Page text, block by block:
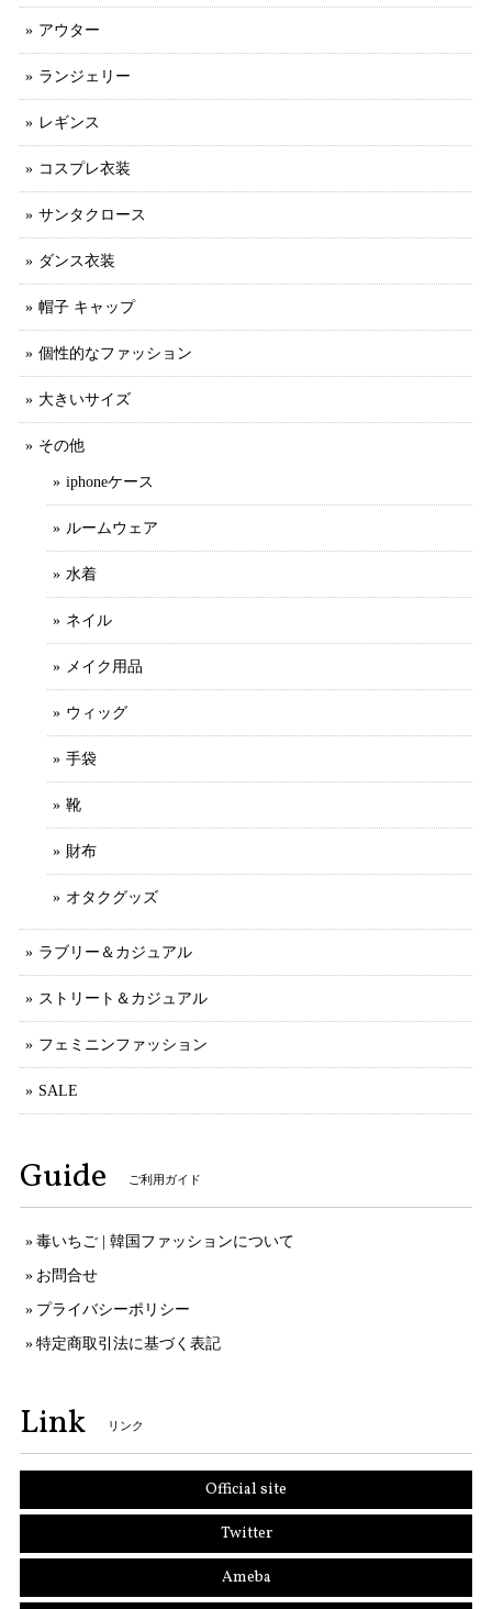
アウター
ランジェリー
レギンス
コスプレ衣装
サンタクロース
ダンス衣装
帽子 キャップ
個性的なファッション
大きいサイズ
その他
iphoneケース
ルームウェア
水着
ネイル
メイク用品
ウィッグ
手袋
靴
財布
オタクグッズ
ラブリー＆カジュアル
ストリート＆カジュアル
フェミニンファッション
SALE
Guide ご利用ガイド
毒いちご | 韓国ファッションについて
お問合せ
プライバシーポリシー
特定商取引法に基づく表記
Link リンク
Official site
Twitter
Ameba